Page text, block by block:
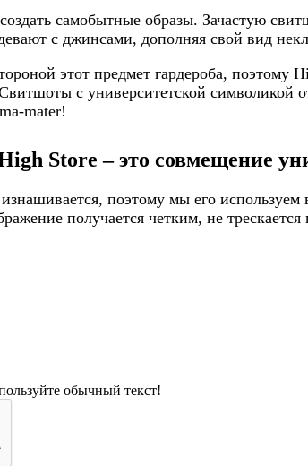
самобытные образы. Зачастую
с джинсами, дополняя свой вид
этот предмет гардероба, поэтому
с университетской
mater!
Store – это совмещение
поэтому мы его
получается четким, не
обычный текст!